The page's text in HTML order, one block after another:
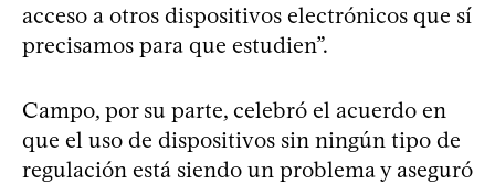
acceso a otros dispositivos electrónicos que sí
precisamos para que estudien”.
Campo, por su parte, celebró el acuerdo en
que el uso de dispositivos sin ningún tipo de
regulación está siendo un problema y aseguró